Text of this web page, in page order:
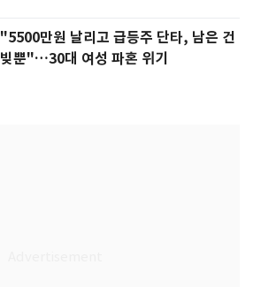
"5500만원 날리고 급등주 단타, 남은 건
빚뿐"…30대 여성 파혼 위기